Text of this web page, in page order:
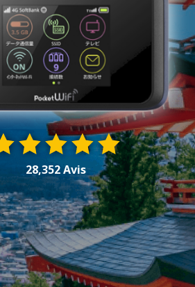
28,352 Avis